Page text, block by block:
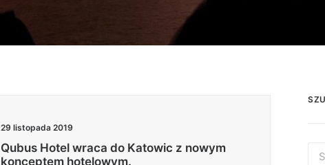
29 listopada 2019
Qubus Hotel wraca do Katowic z nowym
konceptem hotelowym.
for: